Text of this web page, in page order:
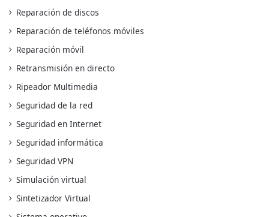
Reparación de discos
Reparación de teléfonos móviles
Reparación móvil
Retransmisión en directo
Ripeador Multimedia
Seguridad de la red
Seguridad en Internet
Seguridad informática
Seguridad VPN
Simulación virtual
Sintetizador Virtual